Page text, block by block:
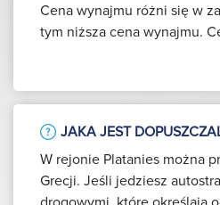
Cena wynajmu różni się w
tym niższa cena wynajmu.
JAKA JEST
W rejonie Platanies można
Grecji. Jeśli jedziesz